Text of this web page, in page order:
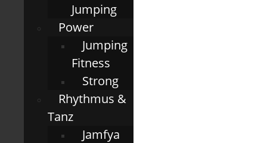
Jumping
Power
Jumping
Fitness
Strong
Rhythmus &
Tanz
Jamfya